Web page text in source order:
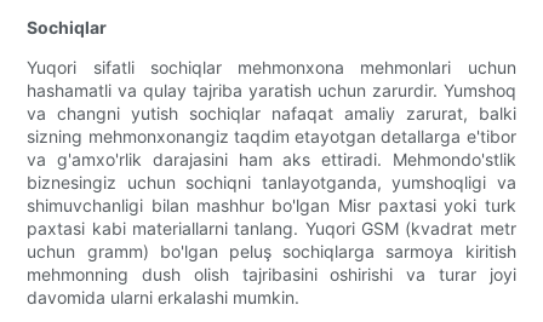
Sochiqlar
Yuqori sifatli sochiqlar mehmonxona mehmonlari uchun
hashamatli va qulay tajriba yaratish uchun zarurdir. Yumshoq
va changni yutish sochiqlar nafaqat amaliy zarurat, balki
sizning mehmonxonangiz taqdim etayotgan detallarga e'tibor
va g'amxo'rlik darajasini ham aks ettiradi. Mehmondo'stlik
biznesingiz uchun sochiqni tanlayotganda, yumshoqligi va
shimuvchanligi bilan mashhur bo'lgan Misr paxtasi yoki turk
paxtasi kabi materiallarni tanlang. Yuqori GSM (kvadrat metr
uchun gramm) bo'lgan peluş sochiqlarga sarmoya kiritish
mehmonning dush olish tajribasini oshirishi va turar joyi
davomida ularni erkalashi mumkin.